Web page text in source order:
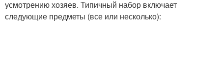
усмотрению хозяев. Типичный набор включает
следующие предметы (все или несколько):